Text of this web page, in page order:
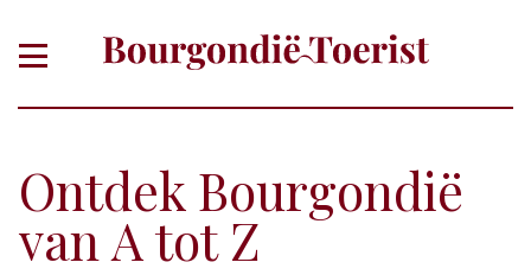
Ontdek Bourgondië
van A tot Z